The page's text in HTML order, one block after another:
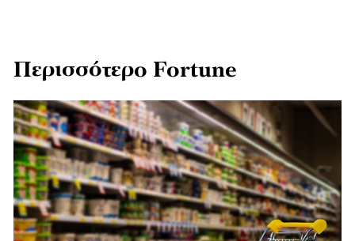
Περισσότερο Fortune